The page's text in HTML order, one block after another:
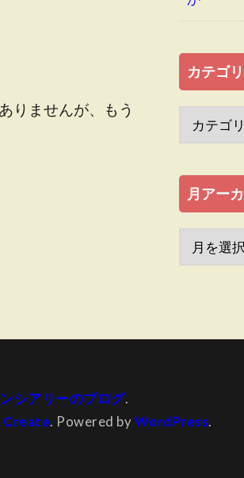
りませんが、もう
カテゴ
月アー
シアリーのブログ.
Create. Powered byWordPress.